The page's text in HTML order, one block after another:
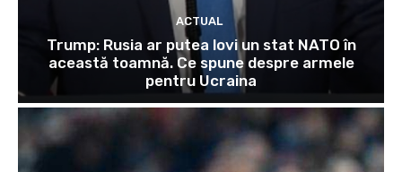
ACTUAL
Trump: Rusia ar putea lovi un stat NATO în
această toamnă. Ce spune despre armele
pentru Ucraina